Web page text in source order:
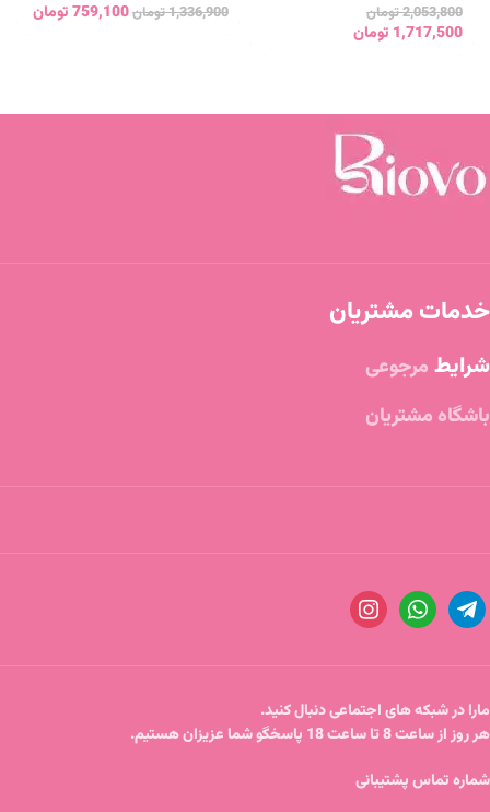
2,053,800تومان
1,717,500 تومان
1,336,900تومان759,100تومان
خدمات مشتریان
شرایط مرجوعی
باشگاه مشتریان
مارا در شبکه های اجتماعی دنبال کنید.
هر روز از ساعت 8 تا ساعت 18 پاسخگو شما عزیزان هستیم.
شماره تماس پشتیبانی